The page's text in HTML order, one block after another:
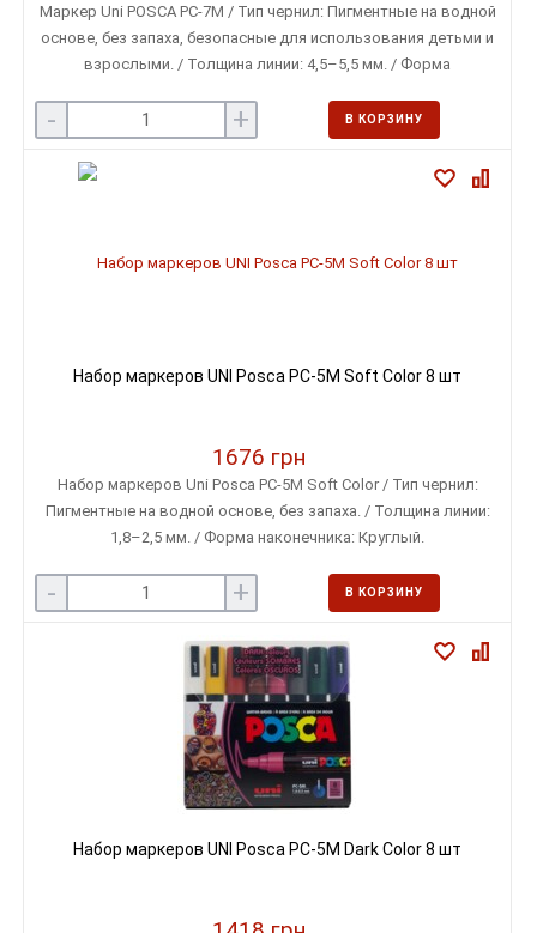
Маркер Uni POSCA PC-7M / Тип чернил: Пигментные на водной
основе, без запаха, безопасные для использования детьми и
взрослыми. / Толщина линии: 4,5–5,5 мм. / Форма
- + В КОРЗИНУ
Набор маркеров UNI Posca PC-5M Soft Color 8 шт
1676 грн
Набор маркеров Uni Posca PC-5M Soft Color / Тип чернил:
Пигментные на водной основе, без запаха. / Толщина линии:
1,8–2,5 мм. / Форма наконечника: Круглый.
- + В КОРЗИНУ
Набор маркеров UNI Posca PC-5M Dark Color 8 шт